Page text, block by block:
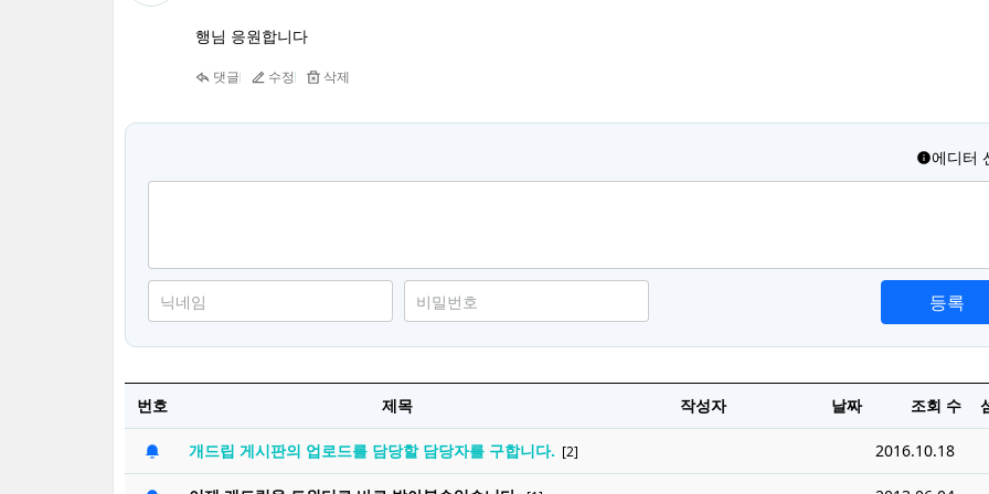
행님 응원합니다
댓글 수정 삭제
에디터
등록
번호 제목 작성자 날짜 조회 수
개드립 게시판의 업로드를 담당할 담당자를 구합니다. [2] 2016.10.18